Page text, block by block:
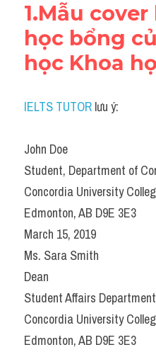
1.Mẫu
học bổng
học Khoa
IELTS TUTOR lưu ý:
John Doe
Student, Department of
Concordia University
Edmonton, AB D9E 3E3
March 15, 2019
Ms. Sara Smith
Dean
Student Affairs Department
Concordia University
Edmonton, AB D9E 3E3